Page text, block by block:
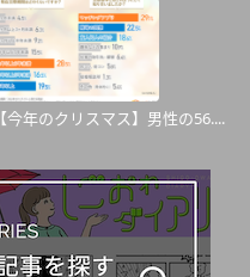
【今年のクリスマス】男性の56....